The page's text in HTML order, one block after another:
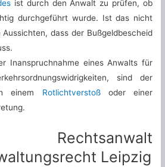
ist durch den Anwalt zu prüfen, ob
durchgeführt wurde. Ist das nicht
dass der Bußgeldbescheid
Inanspruchnahme eines Anwalts für
sind der
einem Rotlichtverstoßoder einer
Leipzig